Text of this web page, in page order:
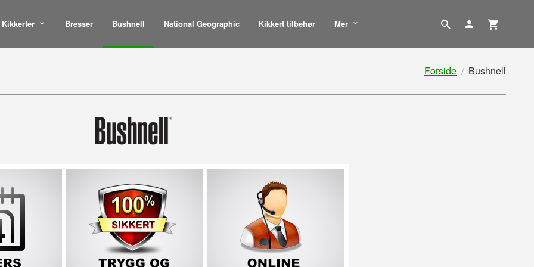
Kikkerter Bresser Bushnell National Geographic Kikkert tilbehør Mer
Forside Bushnell